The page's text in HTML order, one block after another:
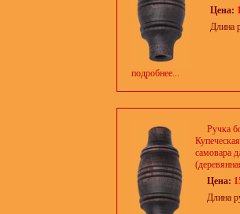
подробнее...
Цена:
Длина
Ручка
самовара
Цена:
Длина